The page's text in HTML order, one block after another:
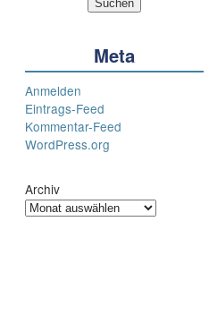
Meta
Anmelden
Eintrags-Feed
Kommentar-Feed
WordPress.org
Archiv